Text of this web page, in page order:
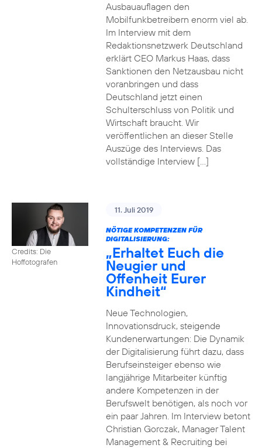
Ausbauauflagen den
Mobilfunkbetreibern enorm viel ab.
Im Interview mit dem
Redaktionsnetzwerk Deutschland
erklärt CEO Markus Haas, dass
Sanktionen den Netzausbau nicht
voranbringen und dass
Deutschland jetzt einen
Schulterschluss von Politik und
Wirtschaft braucht. Wir
veröffentlichen an dieser Stelle
Auszüge des Interviews. Das
vollständige Interview […]
Credits: Die
Hoffotografen
11. Juli 2019
NÖTIGE KOMPETENZEN FÜR
DIGITALISIERUNG:
„Erhaltet Euch die
Neugier und
Offenheit Eurer
Kindheit“
Neue Technologien,
Innovationsdruck, steigende
Kundenerwartungen: Die Dynamik
der Digitalisierung führt dazu, dass
Berufseinsteiger ebenso wie
langjährige Mitarbeiter künftig
andere Kompetenzen in der
Berufswelt benötigen, als noch vor
ein paar Jahren. Im Interview betont
Christian Gorczak, Manager Talent
Management & Recruiting bei